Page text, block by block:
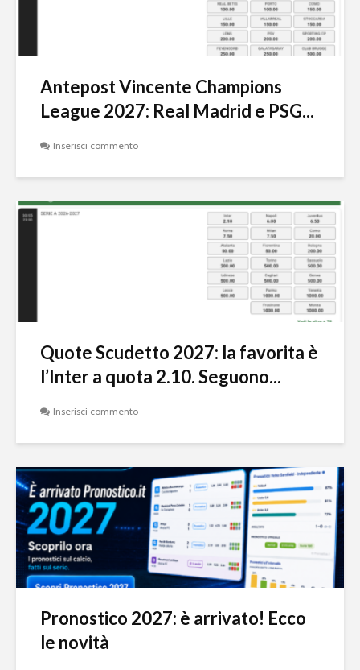
Antepost Vincente Champions
League 2027: Real Madrid e PSG...
Inserisci commento
Quote Scudetto 2027: la favorita è
l’Inter a quota 2.10. Seguono...
Inserisci commento
Pronostico 2027: è arrivato! Ecco
le novità